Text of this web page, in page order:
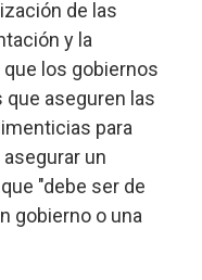
de las
y la
que los gobiernos
aseguren las
para
un
"debe ser de
gobierno o una